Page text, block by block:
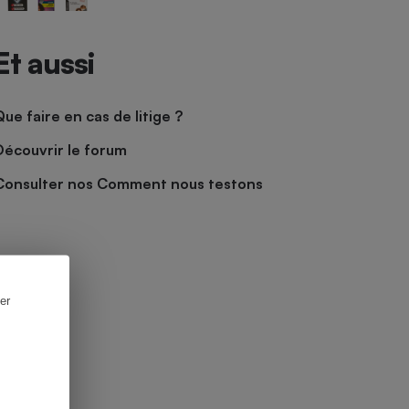
aussi
faire en cas de litige ?
le forum
nos Comment nous testons